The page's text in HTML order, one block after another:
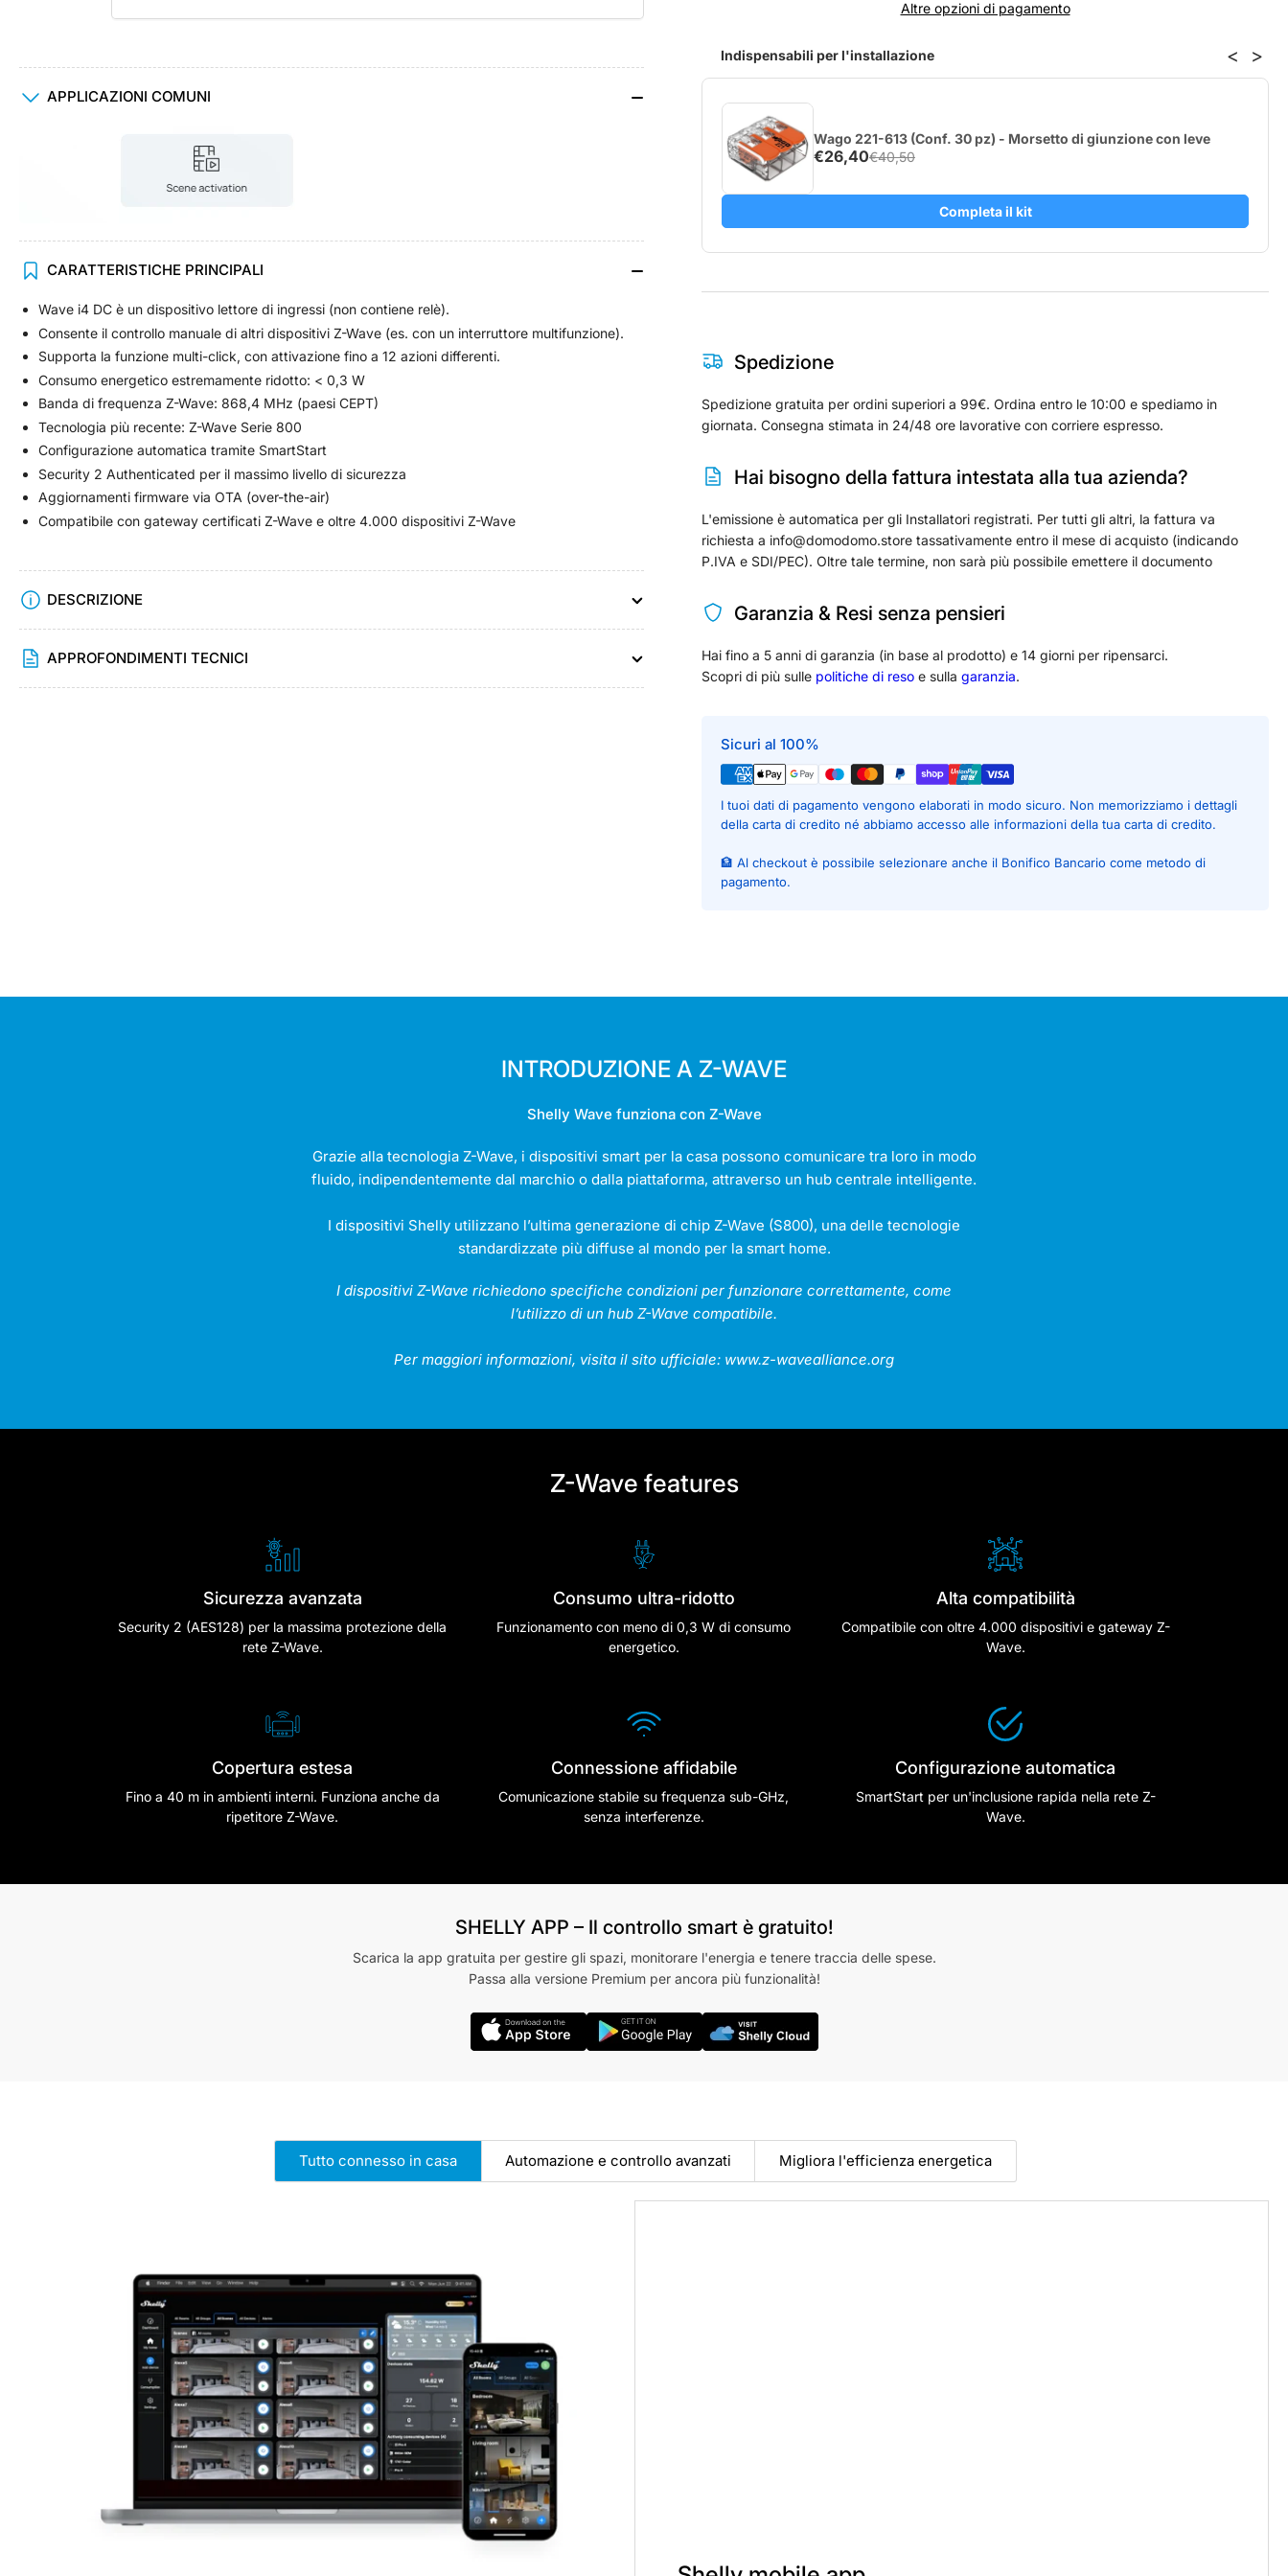
Carica
i4
i4
Altre opzioni di pagamento
Indispensabili per l'installazione < >
Wago 221-613 (Conf. 30 pz) - Morsetto di giunzione con leve
€26,40€40,50
Completa il kit
Spedizione
Spedizione gratuita per ordini superiori a 99€. Ordina entro le 10:00 e spediamo in
giornata. Consegna stimata in 24/48 ore lavorative con corriere espresso.
Hai bisogno della fattura intestata alla tua azienda?
L'emissione è automatica per gli Installatori registrati. Per tutti gli altri, la fattura va
richiesta a info@domodomo.store tassativamente entro il mese di acquisto (indicando
P.IVA e SDI/PEC). Oltre tale termine, non sarà più possibile emettere il documento
Garanzia & Resi senza pensieri
Hai fino a 5 anni di garanzia (in base al prodotto) e 14 giorni per ripensarci.
Scopri di più sulle politiche di reso e sulla garanzia.
Sicuri al 100%
I tuoi dati di pagamento vengono elaborati in modo sicuro. Non memorizziamo i dettagli
della carta di credito né abbiamo accesso alle informazioni della tua carta di credito.
🏦 Al checkout è possibile selezionare anche il Bonifico Bancario come metodo di
pagamento.
APPLICAZIONI COMUNI
CARATTERISTICHE PRINCIPALI
Wave i4 DC è un dispositivo lettore di ingressi (non contiene relè).
Consente il controllo manuale di altri dispositivi Z-Wave (es. con un interruttore multifunzione).
Supporta la funzione multi-click, con attivazione fino a 12 azioni differenti.
Consumo energetico estremamente ridotto: < 0,3 W
Banda di frequenza Z-Wave: 868,4 MHz (paesi CEPT)
Tecnologia più recente: Z-Wave Serie 800
Configurazione automatica tramite SmartStart
Security 2 Authenticated per il massimo livello di sicurezza
Aggiornamenti firmware via OTA (over-the-air)
Compatibile con gateway certificati Z-Wave e oltre 4.000 dispositivi Z-Wave
DESCRIZIONE
APPROFONDIMENTI TECNICI
INTRODUZIONE A Z-WAVE
Shelly Wave funziona con Z-Wave
Grazie alla tecnologia Z-Wave, i dispositivi smart per la casa possono comunicare tra loro in modo
fluido, indipendentemente dal marchio o dalla piattaforma, attraverso un hub centrale intelligente.
I dispositivi Shelly utilizzano l’ultima generazione di chip Z-Wave (S800), una delle tecnologie
standardizzate più diffuse al mondo per la smart home.
I dispositivi Z-Wave richiedono specifiche condizioni per funzionare correttamente, come
l’utilizzo di un hub Z-Wave compatibile.
Per maggiori informazioni, visita il sito ufficiale: www.z-wavealliance.org
Z-Wave features
Sicurezza avanzata
Security 2 (AES128) per la massima protezione della
rete Z-Wave.
Consumo ultra-ridotto
Funzionamento con meno di 0,3 W di consumo
energetico.
Alta compatibilità
Compatibile con oltre 4.000 dispositivi e gateway Z-
Wave.
Copertura estesa
Fino a 40 m in ambienti interni. Funziona anche da
ripetitore Z-Wave.
Connessione affidabile
Comunicazione stabile su frequenza sub-GHz,
senza interferenze.
Configurazione automatica
SmartStart per un'inclusione rapida nella rete Z-
Wave.
SHELLY APP – Il controllo smart è gratuito!
Scarica la app gratuita per gestire gli spazi, monitorare l'energia e tenere traccia delle spese.
Passa alla versione Premium per ancora più funzionalità!
Tutto connesso in casa Automazione e controllo avanzati Migliora l'efficienza energetica